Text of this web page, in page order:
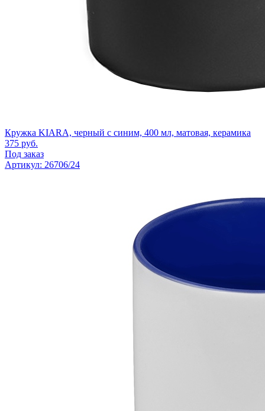
Кружка KIARA, черный с синим, 400 мл, матовая, керамика
375 руб.
Под заказ
Артикул: 26706/24